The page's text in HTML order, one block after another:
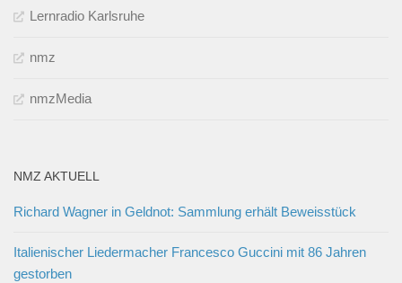
Lernradio Karlsruhe
nmz
nmzMedia
NMZ AKTUELL
Richard Wagner in Geldnot: Sammlung erhält Beweisstück
Italienischer Liedermacher Francesco Guccini mit 86 Jahren
gestorben